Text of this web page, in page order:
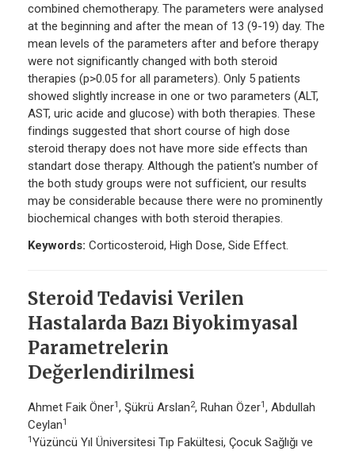
combined chemotherapy. The parameters were analysed
at the beginning and after the mean of 13 (9-19) day. The
mean levels of the parameters after and before therapy
were not significantly changed with both steroid
therapies (p>0.05 for all parameters). Only 5 patients
showed slightly increase in one or two parameters (ALT,
AST, uric acide and glucose) with both therapies. These
findings suggested that short course of high dose
steroid therapy does not have more side effects than
standart dose therapy. Although the patient's number of
the both study groups were not sufficient, our results
may be considerable because there were no prominently
biochemical changes with both steroid therapies.
Keywords: Corticosteroid, High Dose, Side Effect.
Steroid Tedavisi Verilen
Hastalarda Bazı Biyokimyasal
Parametrelerin
Değerlendirilmesi
Ahmet Faik Öner1, Şükrü Arslan2, Ruhan Özer1, Abdullah
Ceylan1
1Yüzüncü Yıl Üniversitesi Tıp Fakültesi, Çocuk Sağlığı ve